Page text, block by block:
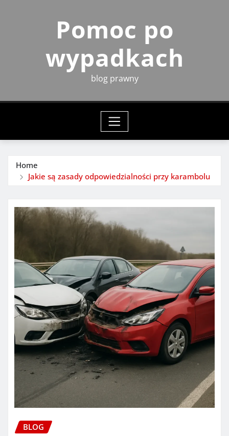
Pomoc po
wypadkach
blog prawny
Home
Jakie są zasady odpowiedzialności przy karambolu
BLOG